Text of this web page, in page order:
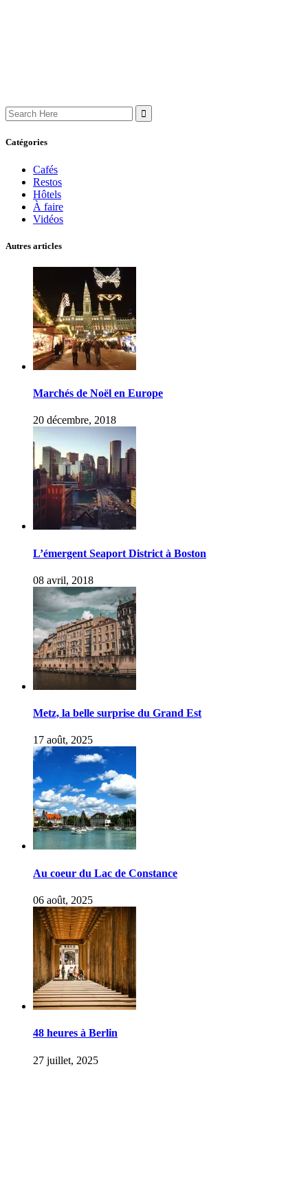
Search
for:
Catégories
Cafés
Restos
Hôtels
À faire
Vidéos
Autres articles
Marchés de Noël en Europe
20 décembre, 2018
L’émergent Seaport District à Boston
08 avril, 2018
Metz, la belle surprise du Grand Est
17 août, 2025
Au coeur du Lac de Constance
06 août, 2025
48 heures à Berlin
27 juillet, 2025